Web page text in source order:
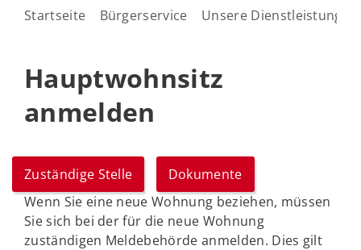
Startseite Bürgerservice Unsere Dienstleistungen
Hauptwohnsitz
anmelden
Zuständige Stelle
Dokumente
Wenn Sie eine neue Wohnung beziehen, müssen
Sie sich bei der für die neue Wohnung
zuständigen Meldebehörde anmelden. Dies gilt